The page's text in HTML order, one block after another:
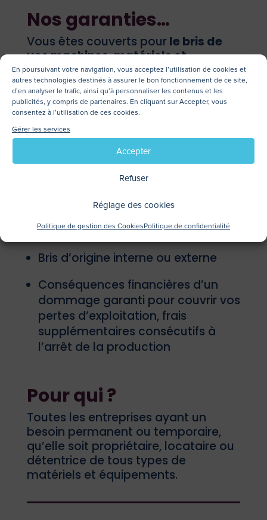
En poursuivant votre navigation, vous acceptez l’utilisation de cookies et
autres technologies destinés à assurer le bon fonctionnement de ce site,
d’en analyser le trafic, ainsi qu’à personnaliser les contenus et les
publicités, y compris de partenaires. En cliquant sur Accepter, vous
consentez à l’utilisation de ces cookies.
Gérer les services
Accepter
Refuser
Réglage des cookies
Politique de gestion des CookiesPolitique de confidentialité
Nos garanties…
Vous êtes couverts pourle bris de
vos machines, matériels et
équipements qu’ils soient:
Fixes ou mobiles
En fonctionnement, à l’arrêt, ou
pendant les opérations de
montage, déplacement et
démontage menées à des fins
d’entretien, réparation, révision ou
transport
Bris d’origine interne ou externe
Conséquences financières d’un
dommage garanti pour couvrir vos
pertes d’exploitation, frais
supplémentaires consécutifs à
l’arrêt de la production
Pour qui ?
Toutes les entreprises ayant un
besoin permanent ou temporaire,
qu’elle soit propriétaire, locataire ou
détentrice de tous types de
matériels et équipements.